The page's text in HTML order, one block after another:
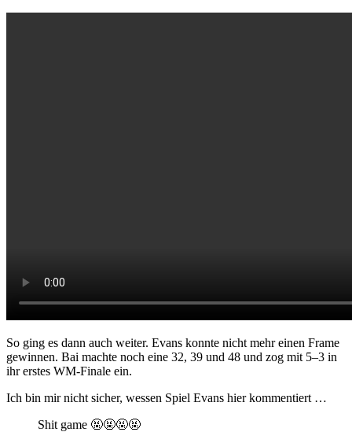
So ging es dann auch weiter. Evans konnte nicht mehr einen Frame
gewinnen. Bai machte noch eine 32, 39 und 48 und zog mit 5–3 in
ihr erstes WM-Finale ein.
Ich bin mir nicht sicher, wessen Spiel Evans hier kommentiert …
Shit game 🤬🤬🤬🤬